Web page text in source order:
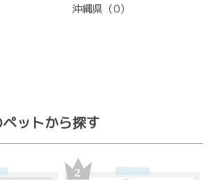
沖縄県（0）
ットから探す